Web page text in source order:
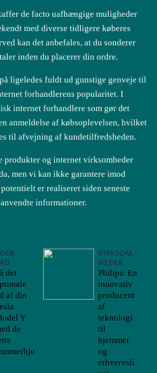
de facto uafhængige muligheder
med diverse tidligere køberes
kan det anbefales, at du sonderer
inden du placerer din ordre.
ligeledes fuldt ud gunstige genveje til
forhandlerens popularitet. I
internet forhandlere som gør det
anmeldelse af købsoplevelsen, hvilket
til afvejning af kundetilfredsheden.
produkter og internet virksomheder
men vi kan ikke garantere imod
er realiseret siden seneste
informationer.
det
af din
Y
de
VIRKSOM
HEDER
Philips: En
innovativ
producent
af
teknologi
til
hjemmet
og
erhvervsli